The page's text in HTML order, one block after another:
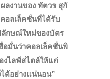
ลงานของ ทัตวร สุกั
อลเล็คชั่นที่ได้รับ
ลักษณ์ใหม่ของบัตร
อมั่นว่าคอลเล็คชั่นพิ
งไลฟ์สไตล์ให้แก่
ด้อย่างแน่นอน”